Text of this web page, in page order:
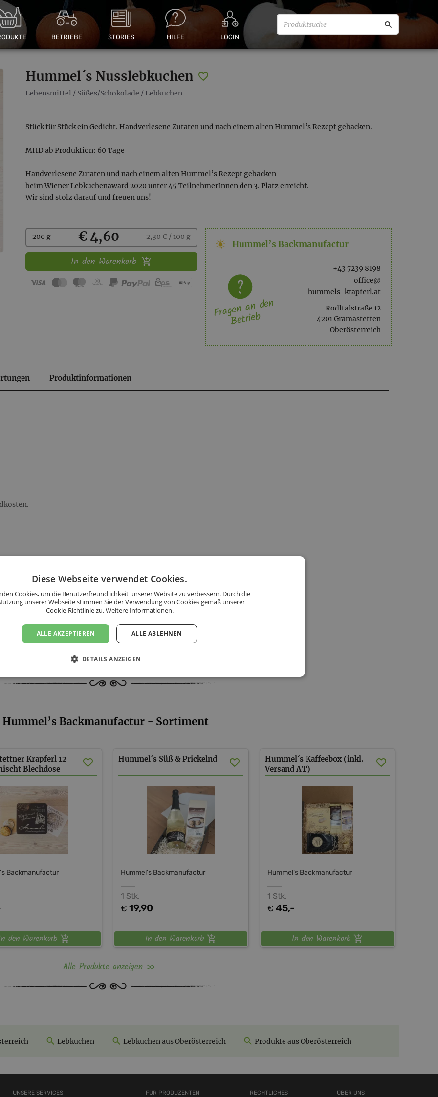
BETRIEBE STORIES HILFE LOGIN
Hummel´s Nusslebkuchen
Lebensmittel / Süßes/Schokolade / Lebkuchen
Stück für Stück ein Gedicht. Handverlesene Zutaten und nach einem alten Hummel’s Rezept gebacken.
MHD ab Produktion: 60 Tage
Handverlesene Zutaten und nach einem alten Hummel’s Rezept gebacken
beim Wiener Lebkuchenaward 2020 unter 45 TeilnehmerInnen den 3. Platz erreicht.
Wir sind stolz darauf und freuen uns!
Kaufen
200 g € 4,60 2,30 € / 100 g
In den Warenkorb
Hummel’s Backmanufactur
+43 7239 8198
office@
hummels-krapferl.at
Rodltalstraße 12
4201 Gramastetten
Oberösterreich
Fragen an den
Betrieb
Produktinformationen
folgenden Ländern an:
Hummel’s Backmanufactur - Sortiment
Krapferl 12
Blechdose
Backmanufactur
den Warenkorb
Hummel´s Süß & Prickelnd
Hummel’s Backmanufactur
1 Stk.
€ 19,90
In den Warenkorb
Hummel´s Kaffeebox (inkl.
Versand AT)
Hummel’s Backmanufactur
1 Stk.
€ 45,-
In den Warenkorb
Alle Produkte anzeigen
Lebkuchen Lebkuchen aus Oberösterreich Produkte aus Oberösterreich
UNSERE SERVICES FÜR PRODUZENTEN RECHTLICHES ÜBER UNS
Diese Webseite verwendet Cookies.
Cookies, um die Benutzerfreundlichkeit unserer Website zu verbessern. Durch die
unserer Webseite stimmen Sie der Verwendung von Cookies gemäß unserer
Cookie-Richtlinie zu.Weitere Informationen.
ALLE AKZEPTIEREN ALLE ABLEHNEN
DETAILS ANZEIGEN